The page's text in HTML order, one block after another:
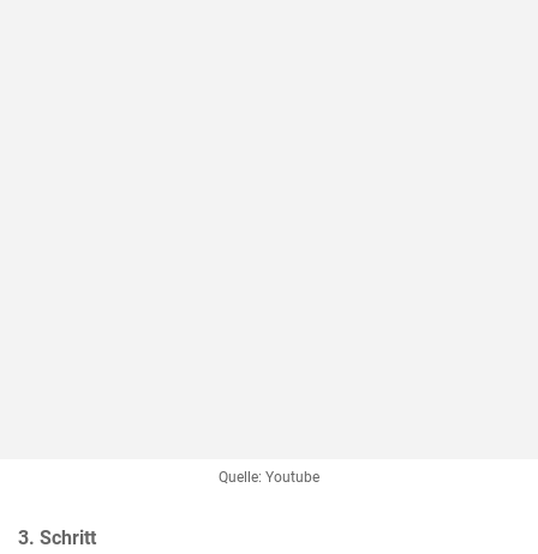
Quelle: Youtube
3. Schritt